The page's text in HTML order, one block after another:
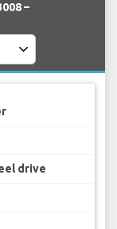
–
drive